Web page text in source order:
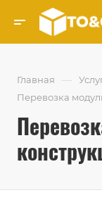
Главная —
Перевозка